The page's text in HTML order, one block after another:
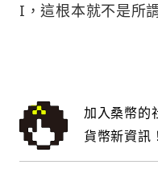
I，這根本就不是所
加入桑幣的
貨幣新資訊！